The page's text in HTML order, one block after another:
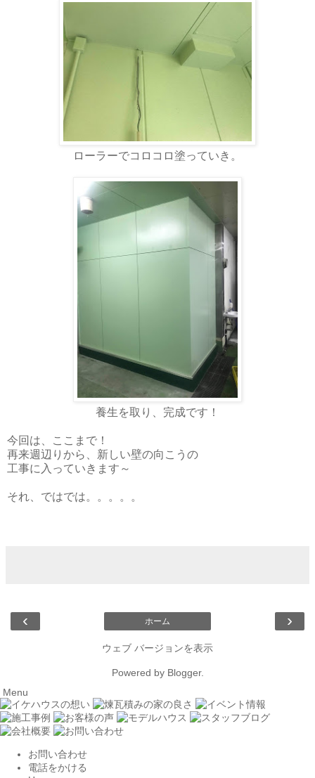
ローラーでコロコロ塗っていき。
養生を取り、完成です！
今回は、ここまで！
再来週辺りから、新しい壁の向こうの
工事に入っていきます～
それ、ではでは。。。。。
‹ ›
ホーム
ウェブ バージョンを表示
Powered by Blogger.
Menu
お問い合わせ
電話をかける